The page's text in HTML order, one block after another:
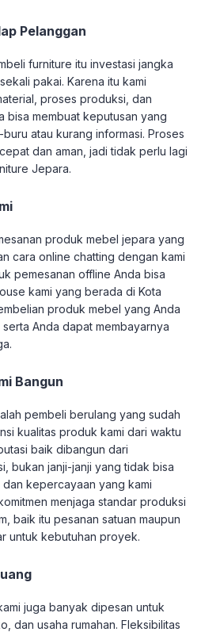
Pelanggan
furniture itu investasi jangka
pakai. Karena itu kami
proses produksi, dan
bisa membuat keputusan yang
atau kurang informasi. Proses
dan aman, jadi tidak perlu lagi
Jepara.
produk mebel jepara yang
cara online chatting dengan kami
pemesanan offline Anda bisa
kami yang berada di Kota
produk mebel yang Anda
Anda dapat membayarnya
Bangun
pembeli berulang yang sudah
kualitas produk kami dari waktu
baik dibangun dari
bukan janji-janji yang tidak bisa
kepercayaan yang kami
menjaga standar produksi
baik itu pesanan satuan maupun
untuk kebutuhan proyek.
juga banyak dipesan untuk
dan usaha rumahan. Fleksibilitas